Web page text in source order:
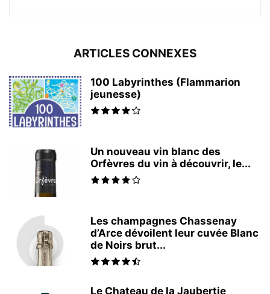
ARTICLES CONNEXES
100 Labyrinthes (Flammarion
jeunesse)
Un nouveau vin blanc des
Orfèvres du vin à découvrir, le...
Les champagnes Chassenay
d’Arce dévoilent leur cuvée Blanc
de Noirs brut...
Le Chateau de la Jaubertie